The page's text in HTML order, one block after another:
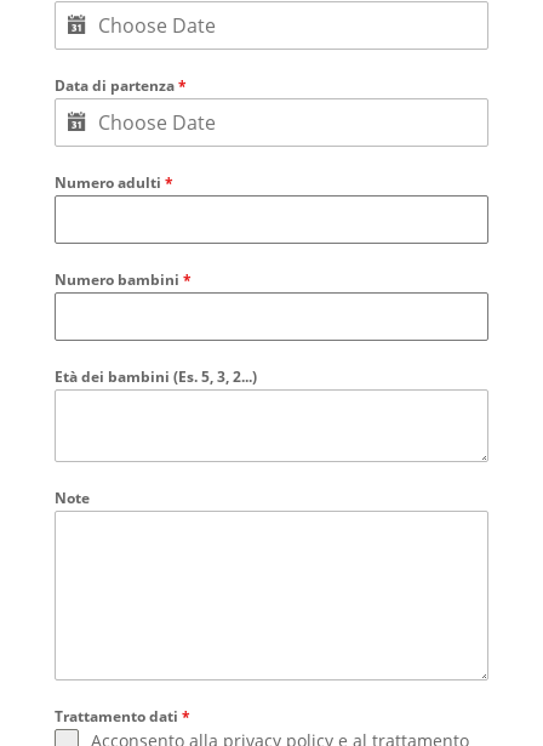
Data di partenza*
Numero adulti *
Numero bambini *
Età dei bambini (Es. 5, 3, 2...)
Note
Trattamento dati *
Acconsento alla privacy policye al trattamento